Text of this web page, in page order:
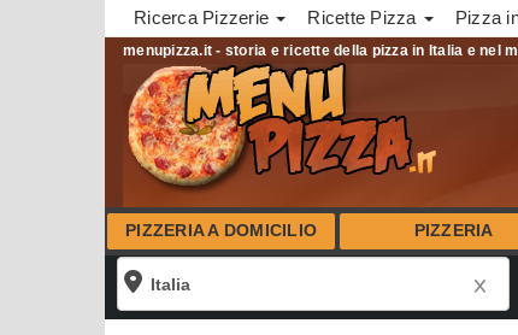
Ricerca Pizzerie Ricette Pizza Pizza
menupizza.it - storia e ricette della pizza in Italia e nel
PIZZERIA A DOMICILIO PIZZERIA